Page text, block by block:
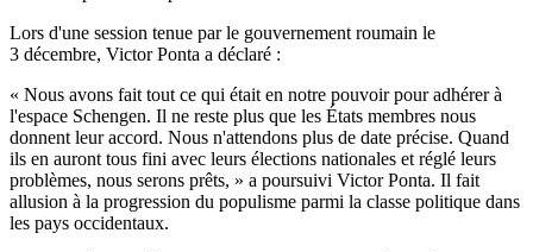
Lors d'une session tenue par le gouvernement roumain le
3 décembre, Victor Ponta a déclaré :
« Nous avons fait tout ce qui était en notre pouvoir pour adhérer à
l'espace Schengen. Il ne reste plus que les États membres nous
donnent leur accord. Nous n'attendons plus de date précise. Quand
ils en auront tous fini avec leurs élections nationales et réglé leurs
problèmes, nous serons prêts, » a poursuivi Victor Ponta. Il fait
allusion à la progression du populisme parmi la classe politique dans
les pays occidentaux.